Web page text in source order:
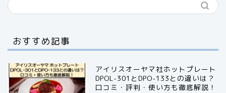
おすすめ記事
アイリスオーヤマ社ホットプレート
DPOL-301とDPO-133との違いは？
口コミ・評判・使い方も徹底解説！